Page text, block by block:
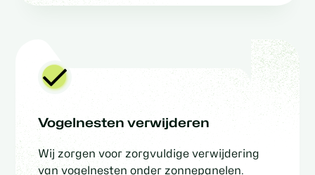
Vogelnesten verwijderen
Wij zorgen voor zorgvuldige verwijdering
van vogelnesten onder zonnepanelen.